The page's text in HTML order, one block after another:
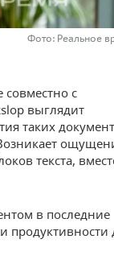
Фото: Реальное
совместно с
выглядит
таких
текста,
в последние
продуктивности